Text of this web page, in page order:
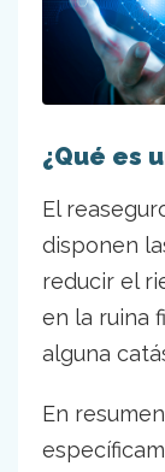
¿Qué es
El
disponen
reducir el
en la ruina
alguna
En